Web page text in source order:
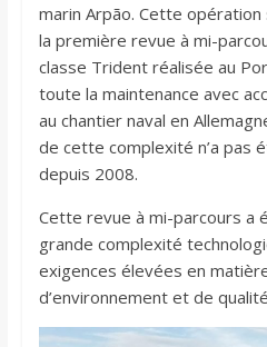
marin Arpão. Cette opération
la première revue à mi-
classe Trident réalisée au
toute la maintenance avec
au chantier naval en
de cette complexité n’a pas
depuis 2008.
Cette revue à mi-parcours a
grande complexité
exigences élevées en
d’environnement et de